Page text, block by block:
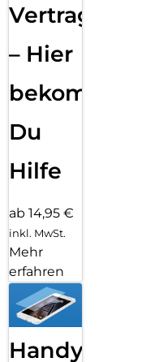
– Hier
bekommst
Du
Hilfe
ab 14,95 €
inkl. MwSt.
Mehr
erfahren
Handy